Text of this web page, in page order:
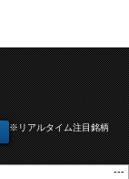
※リアルタイム注目銘柄
---